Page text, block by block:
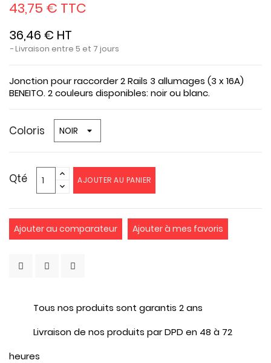
43,75 € TTC
36,46 € HT
Livraison entre 5 et 7 jours
Jonction pour raccorder 2 Rails 3 allumages (3 x 16A)
BENEITO. 2 couleurs disponibles: noir ou blanc.
Coloris
Qté AJOUTER AU PANIER
Ajouter au comparateur Ajouter à mes favoris
Tous nos produits sont garantis 2 ans
Livraison de nos produits par DPD en 48 à 72
heures